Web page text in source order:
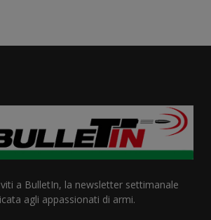
a BulletIn, la newsletter settimanale
agli appassionati di armi.